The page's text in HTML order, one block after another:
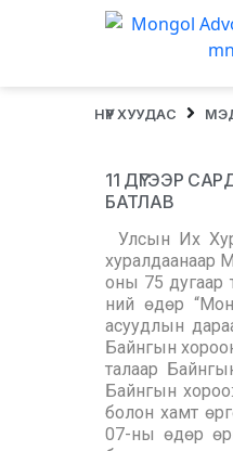
НҮҮР ХУУДАС
11 ДҮГЭЭР
БАТЛАВ
Улсын Их
хуралдаанаар
оны 75 дугаар
ний өдөр
асуудлын
Байнгын
талаар
Байнгын
болон хамт
07-ны өдөр